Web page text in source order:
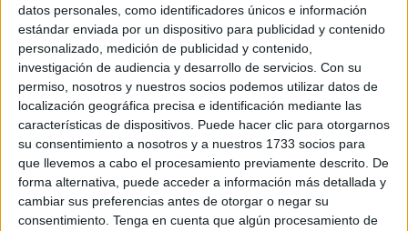
datos personales, como identificadores únicos e información
estándar enviada por un dispositivo para publicidad y contenido
personalizado, medición de publicidad y contenido,
investigación de audiencia y desarrollo de servicios. Con su
permiso, nosotros y nuestros socios podemos utilizar datos de
localización geográfica precisa e identificación mediante las
características de dispositivos. Puede hacer clic para otorgarnos
su consentimiento a nosotros y a nuestros 1733 socios para
que llevemos a cabo el procesamiento previamente descrito. De
forma alternativa, puede acceder a información más detallada y
cambiar sus preferencias antes de otorgar o negar su
consentimiento. Tenga en cuenta que algún procesamiento de